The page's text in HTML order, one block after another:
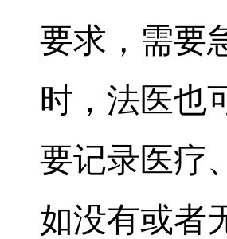
要求，需要
时，法医也
要记录医疗
如没有或者